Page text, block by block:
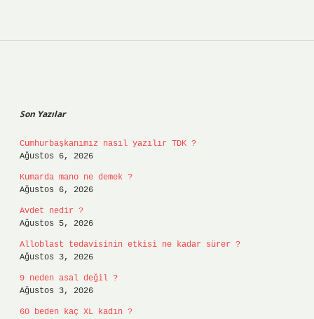
Son Yazılar
Cumhurbaşkanımız nasıl yazılır TDK ?
Ağustos 6, 2026
Kumarda mano ne demek ?
Ağustos 6, 2026
Avdet nedir ?
Ağustos 5, 2026
Alloblast tedavisinin etkisi ne kadar sürer ?
Ağustos 3, 2026
9 neden asal değil ?
Ağustos 3, 2026
60 beden kaç XL kadın ?